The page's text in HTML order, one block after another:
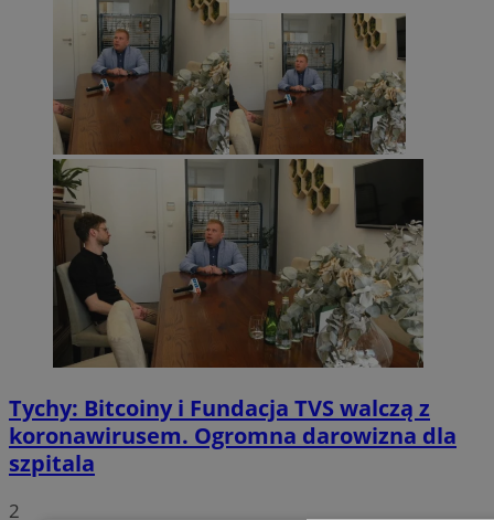
Tychy: Bitcoiny i Fundacja TVS walczą z
koronawirusem. Ogromna darowizna dla
szpitala
2